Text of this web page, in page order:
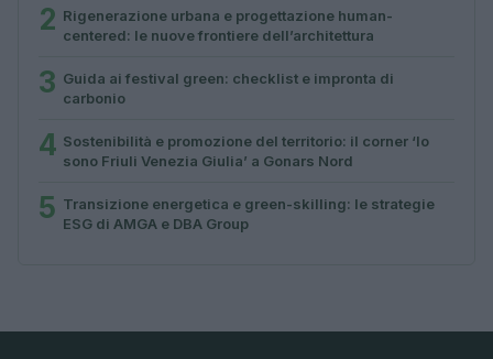
2 Rigenerazione urbana e progettazione human-
centered: le nuove frontiere dell’architettura
3 Guida ai festival green: checklist e impronta di
carbonio
4 Sostenibilità e promozione del territorio: il corner ‘Io
sono Friuli Venezia Giulia’ a Gonars Nord
5 Transizione energetica e green-skilling: le strategie
ESG di AMGA e DBA Group